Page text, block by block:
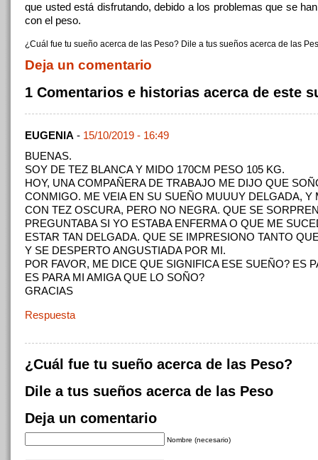
que usted está disfrutando, debido a los problemas que se
con el peso.
¿Cuál fue tu sueño acerca de las Peso? Dile a tus sueños acerca de las
Deja un comentario
1 Comentarios e historias acerca de este
EUGENIA - 15/10/2019 - 16:49
BUENAS.
SOY DE TEZ BLANCA Y MIDO 170CM PESO 105 KG.
HOY, UNA COMPAÑERA DE TRABAJO ME DIJO QUE
CONMIGO. ME VEIA EN SU SUEÑO MUUUY DELGADA, Y
CON TEZ OSCURA, PERO NO NEGRA. QUE SE
PREGUNTABA SI YO ESTABA ENFERMA O QUE ME
ESTAR TAN DELGADA. QUE SE IMPRESIONO TANTO
Y SE DESPERTO ANGUSTIADA POR MI.
POR FAVOR, ME DICE QUE SIGNIFICA ESE SUEÑO? ES
ES PARA MI AMIGA QUE LO SOÑO?
GRACIAS
Respuesta
¿Cuál fue tu sueño acerca de las Peso?
Dile a tus sueños acerca de las Peso
Deja un comentario
Nombre (necesario)